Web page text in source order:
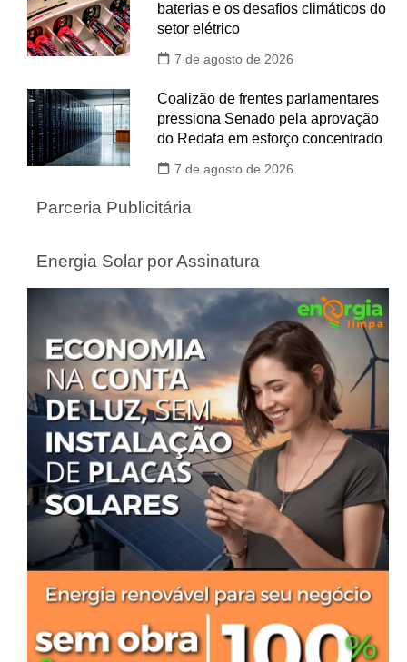
baterias e os desafios climáticos do
setor elétrico
7 de agosto de 2026
Coalizão de frentes parlamentares
pressiona Senado pela aprovação
do Redata em esforço concentrado
7 de agosto de 2026
Parceria Publicitária
Energia Solar por Assinatura